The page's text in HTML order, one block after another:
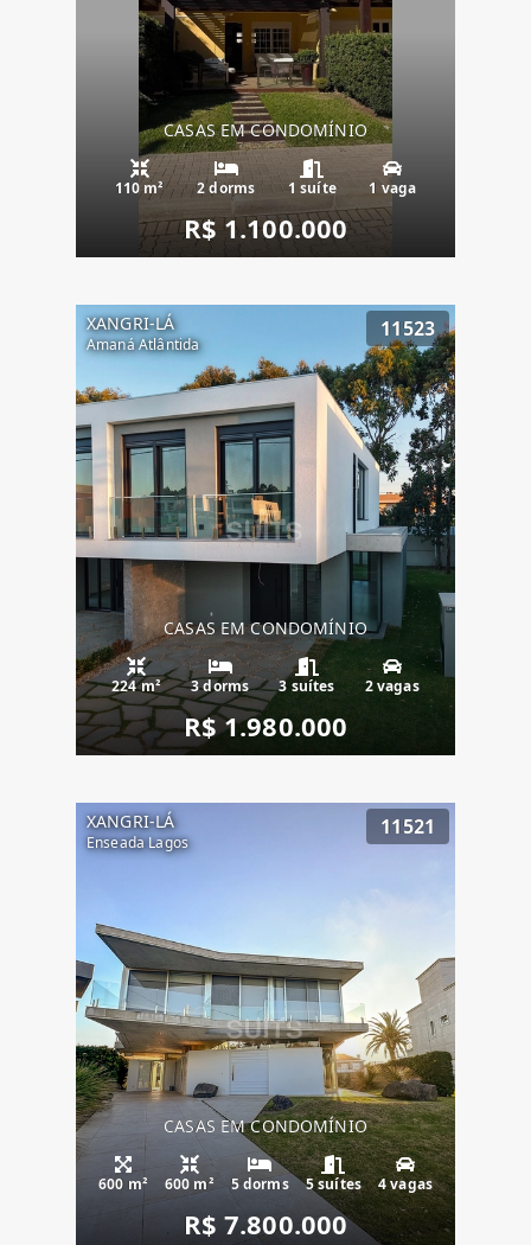
CASAS EM CONDOMÍNIO
110 m² 2 dorms 1 suíte 1 vaga
R$ 1.100.000
XANGRI-LÁ
Amaná Atlântida
11523
CASAS EM CONDOMÍNIO
224 m² 3 dorms 3 suítes 2 vagas
R$ 1.980.000
XANGRI-LÁ
Enseada Lagos
11521
CASAS EM CONDOMÍNIO
600 m² 600 m² 5 dorms 5 suítes 4 vagas
R$ 7.800.000